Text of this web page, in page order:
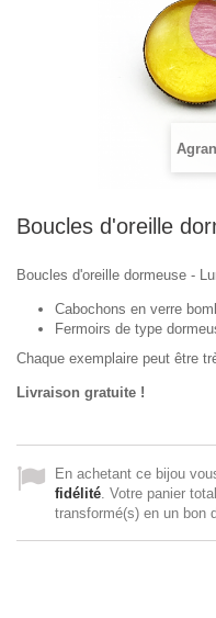
Boucles d'oreille
Boucles d'oreille dormeuse -
Cabochons en verre
Fermoirs de type
Chaque exemplaire peut être
Livraison gratuite !
En achetant ce bijou
fidélité. Votre panier
transformé(s) en un bon